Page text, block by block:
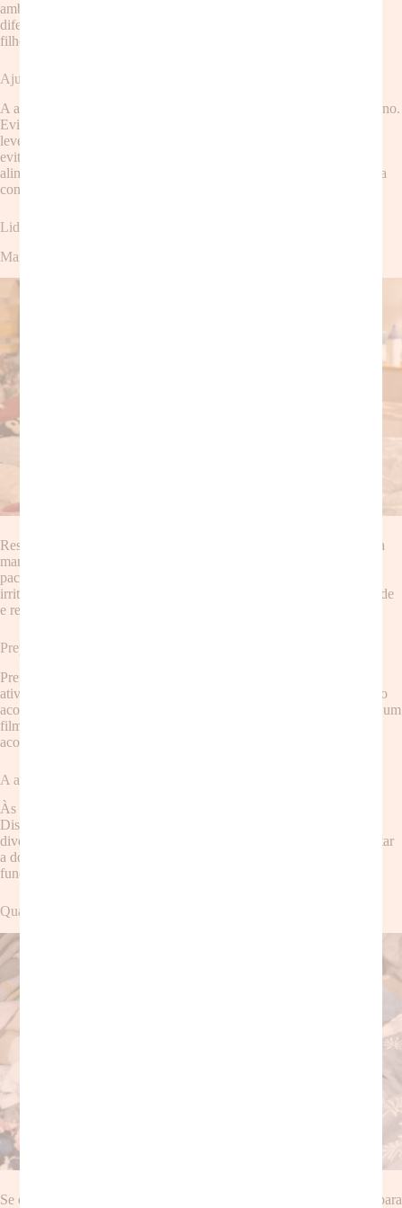
ambiente” suave para mascarar os ruídos externos. Experimente
diferentes estratégias até encontrar a combinação perfeita para o seu
filho.
Ajustando a dieta
A alimentação também tem um papel importante na qualidade do sono.
Evite dar bebidas com cafeína ou açúcar antes de dormir. Um jantar
leve e servido algumas horas antes da hora de deitar pode ajudar a
evitar o despertar noturno devido à fome. Observe se há algum
alimento que possa estar afetando o sono do seu filho e ajuste a dieta
conforme necessário.
Lidando com os Acordes Matinais: Dicas Práticas para Mães
Manter a calma (mesmo que seja difícil!)
Respirar fundo, respirar fundo, respirar fundo… Essa é a chave para
manter a calma diante de um
paciência. Lembre-se que o seu filho não está fazendo isso para te
irritar. Ele simplesmente precisa de você. Tente manter a tranquilidade
e responder às suas necessidades com paciência e carinho.
Preparação antecipada
Prepare-se para os acordes matinais. Deixe algumas opções de
atividades silenciosas preparadas para os momentos em que seu filho
acordar antes da hora. Livros, brinquedos educativos ou até mesmo um
filme infantil podem ajudar a entreter seu filho até a hora de todos
acordarem.
A arte da distração
Às vezes, um pequeno truque de mágica faz toda a diferença!
Distração é a sua aliada! Uma pequena brincadeira, uma história
divertida, uma música calma, podem acalmar seu filho e fazê-lo voltar
a dormir. Experimente diferentes técnicas para descobrir o que
funciona melhor.
Quando procurar ajuda profissional
Se o
estiver causando problemas significativos para